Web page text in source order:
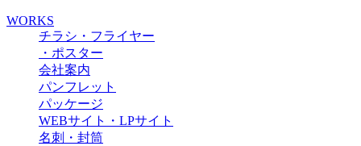
WORKS
チラシ・フライヤー
・ポスター
会社案内
パンフレット
パッケージ
WEBサイト・LPサイト
名刺・封筒